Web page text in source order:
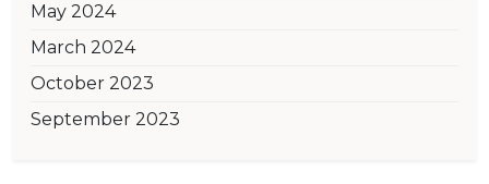
May 2024
March 2024
October 2023
September 2023